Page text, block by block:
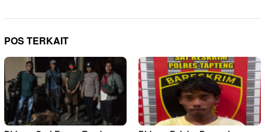
POS TERKAIT